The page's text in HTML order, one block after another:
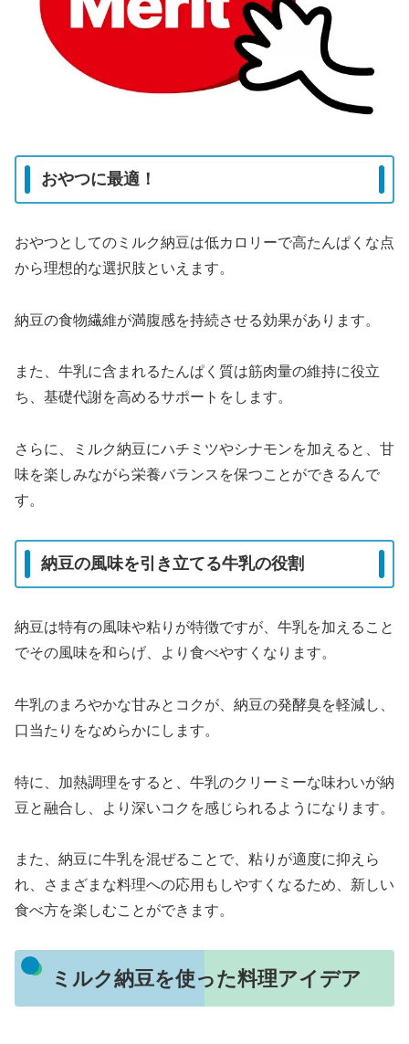
おやつに最適！
おやつとしてのミルク納豆は低カロリーで高たんぱくな点
から理想的な選択肢といえます。
納豆の食物繊維が満腹感を持続させる効果があります。
また、牛乳に含まれるたんぱく質は筋肉量の維持に役立
ち、基礎代謝を高めるサポートをします。
さらに、ミルク納豆にハチミツやシナモンを加えると、甘
味を楽しみながら栄養バランスを保つことができるんで
す。
納豆の風味を引き立てる牛乳の役割
納豆は特有の風味や粘りが特徴ですが、牛乳を加えること
でその風味を和らげ、より食べやすくなります。
牛乳のまろやかな甘みとコクが、納豆の発酵臭を軽減し、
口当たりをなめらかにします。
特に、加熱調理をすると、牛乳のクリーミーな味わいが納
豆と融合し、より深いコクを感じられるようになります。
また、納豆に牛乳を混ぜることで、粘りが適度に抑えら
れ、さまざまな料理への応用もしやすくなるため、新しい
食べ方を楽しむことができます。
ミルク納豆を使った料理アイデア